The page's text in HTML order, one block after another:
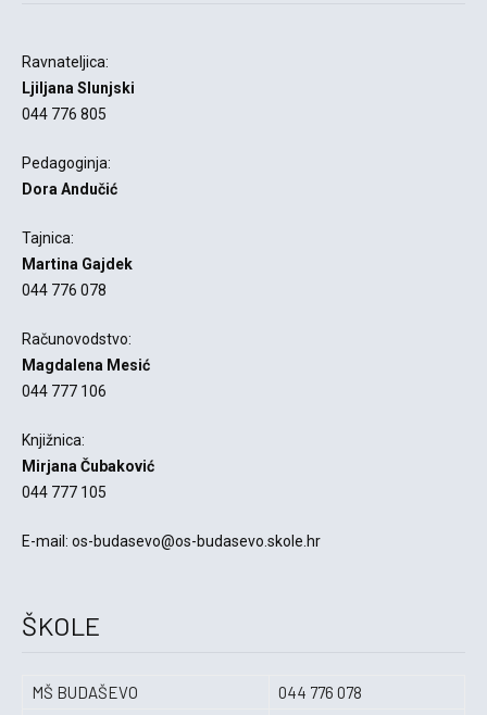
Ravnateljica:
Ljiljana Slunjski
044 776 805
Pedagoginja:
Dora Andučić
Tajnica:
Martina Gajdek
044 776 078
Računovodstvo:
Magdalena Mesić
044 777 106
Knjižnica:
Mirjana Čubaković
044 777 105
E-mail: os-budasevo@os-budasevo.skole.hr
ŠKOLE
MŠ BUDAŠEVO 044 776 078